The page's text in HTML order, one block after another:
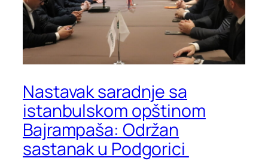
Nastavak saradnje sa
istanbulskom opštinom
Bajrampaša: Održan
sastanak u Podgorici